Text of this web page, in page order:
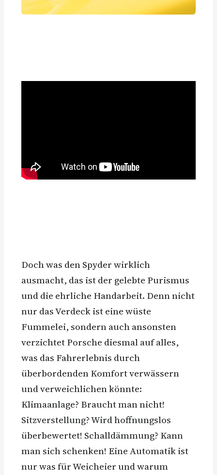
Doch was den Spyder wirklich
ausmacht, das ist der gelebte Purismus
und die ehrliche Handarbeit. Denn nicht
nur das Verdeck ist eine wüste
Fummelei, sondern auch ansonsten
verzichtet Porsche diesmal auf alles,
was das Fahrerlebnis durch
überbordenden Komfort verwässern
und verweichlichen könnte:
Klimaanlage? Braucht man nicht!
Sitzverstellung? Wird hoffnungslos
überbewertet! Schalldämmung? Kann
man sich schenken! Eine Automatik ist
nur was für Weicheier und warum